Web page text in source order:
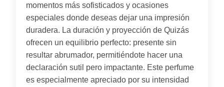
momentos más sofisticados y ocasiones
especiales donde deseas dejar una impresión
duradera. La duración y proyección de Quizás
ofrecen un equilibrio perfecto: presente sin
resultar abrumador, permitiéndote hacer una
declaración sutil pero impactante. Este perfume
es especialmente apreciado por su intensidad